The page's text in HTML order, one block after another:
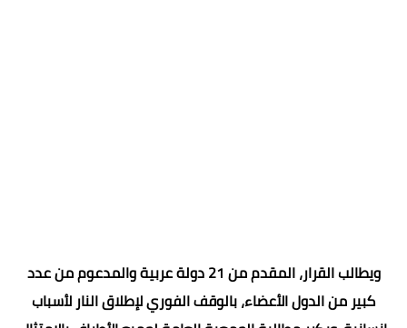
ويطالب القرار، المقدم من 21 دولة عربية والمدعوم من عدد
كبير من الدول الأعضاء، بالوقف الفوري لإطلاق النار لأسباب